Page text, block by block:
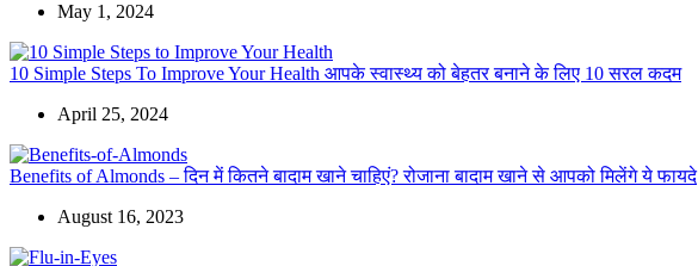
May 1, 2024
10 Simple Steps To Improve Your Health आपके स्वास्थ्य को बेहतर बनाने के लिए 10 सरल कदम
April 25, 2024
Benefits of Almonds – दिन में कितने बादाम खाने चाहिएं? रोजाना बादाम खाने से आपको मिलेंगे ये फायदे
August 16, 2023